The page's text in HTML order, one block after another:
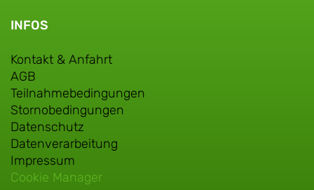
INFOS
Kontakt & Anfahrt
AGB
Teilnahmebedingungen
Stornobedingungen
Datenschutz
Datenverarbeitung
Impressum
Cookie Manager